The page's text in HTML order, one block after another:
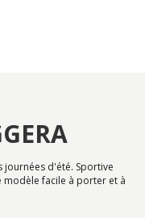
journées d'été. Sportive
modèle facile à porter et à